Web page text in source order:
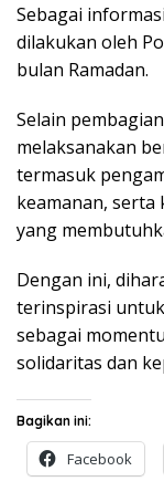
Sebagai
dilakukan oleh
bulan Ramadan.
Selain
melaksanakan
termasuk
keamanan,
yang
Dengan ini,
terinspirasi
sebagai
solidaritas dan
Bagikan ini:
Facebook